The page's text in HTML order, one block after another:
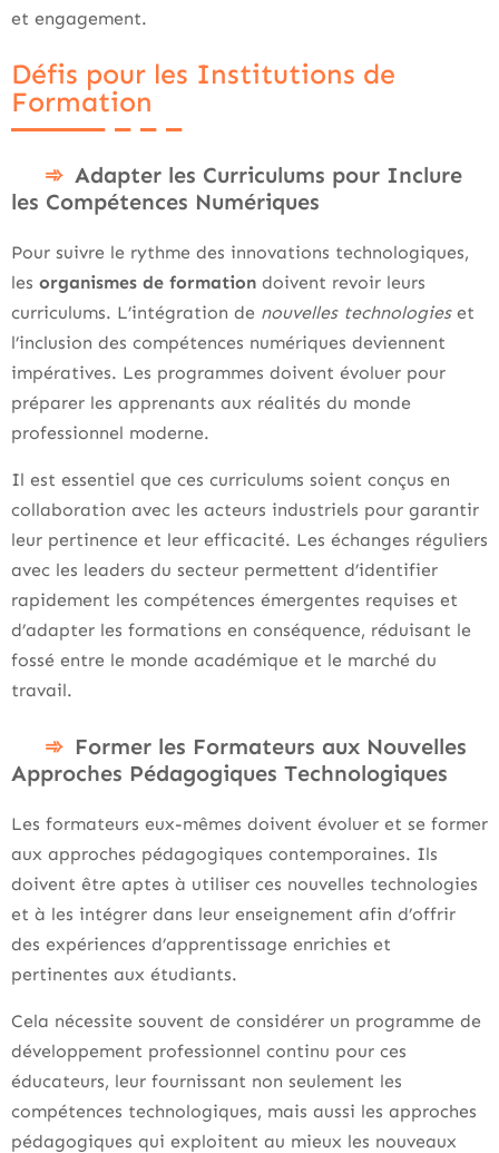
et engagement.
Défis pour les Institutions de
Formation
Adapter les Curriculums pour Inclure
les Compétences Numériques
Pour suivre le rythme des innovations technologiques,
les organismes de formation doivent revoir leurs
curriculums. L’intégration de nouvelles technologieset
l’inclusion des compétences numériques deviennent
impératives. Les programmes doivent évoluer pour
préparer les apprenants aux réalités du monde
professionnel moderne.
Il est essentiel que ces curriculums soient conçus en
collaboration avec les acteurs industriels pour garantir
leur pertinence et leur efficacité. Les échanges réguliers
avec les leaders du secteur permettent d’identifier
rapidement les compétences émergentes requises et
d’adapter les formations en conséquence, réduisant le
fossé entre le monde académique et le marché du
travail.
Former les Formateurs aux Nouvelles
Approches Pédagogiques Technologiques
Les formateurs eux-mêmes doivent évoluer et se former
aux approches pédagogiques contemporaines. Ils
doivent être aptes à utiliser ces nouvelles technologies
et à les intégrer dans leur enseignement afin d’offrir
des expériences d’apprentissage enrichies et
pertinentes aux étudiants.
Cela nécessite souvent de considérer un programme de
développement professionnel continu pour ces
éducateurs, leur fournissant non seulement les
compétences technologiques, mais aussi les approches
pédagogiques qui exploitent au mieux les nouveaux